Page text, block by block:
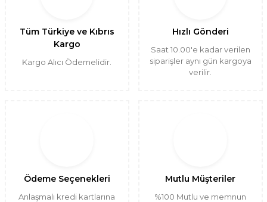
Tüm Türkiye ve Kıbrıs
Kargo
Kargo Alıcı Ödemelidir.
Hızlı Gönderi
Saat 10.00'e kadar verilen
siparişler aynı gün kargoya
verilir.
Ödeme Seçenekleri
Anlaşmalı kredi kartlarına
Mutlu Müşteriler
%100 Mutlu ve memnun